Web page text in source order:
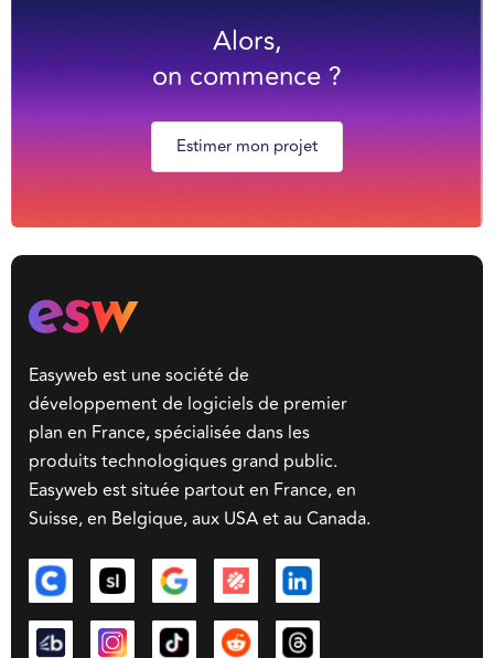
Alors,
on commence ?
Estimer mon projet
Easyweb est une société de
développement de logiciels de premier
plan en France, spécialisée dans les
produits technologiques grand public.
Easyweb est située partout en France, en
Suisse, en Belgique, aux USA et au Canada.